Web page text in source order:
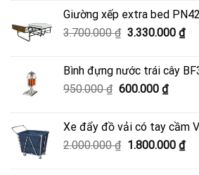
4.500.000 ₫.là:
Giường xếp extra bed
3.700.000₫ Giá
3.700.000 ₫.
3.330.000 ₫Giá
là:
Bình đựng nước trái cây
950.000₫ Giá
950.000 ₫.
600.000 ₫Giá
là:
Xe đẩy đồ vải có tay cầm
2.000.000₫ Giá
1.800.000 ₫Giá